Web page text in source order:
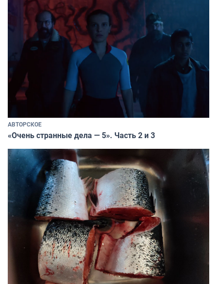
АВТОРСКОЕ
«Очень странные дела — 5». Часть 2 и 3